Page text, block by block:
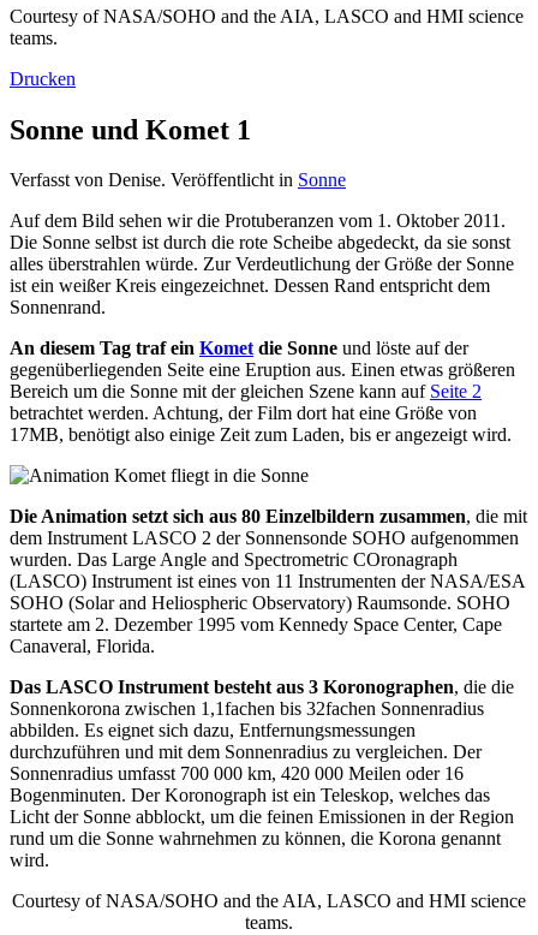
Courtesy of NASA/SOHO and the AIA, LASCO and HMI science
teams.
Drucken
Sonne und Komet 1
Verfasst von Denise. Veröffentlicht in Sonne
Auf dem Bild sehen wir die Protuberanzen vom 1. Oktober 2011.
Die Sonne selbst ist durch die rote Scheibe abgedeckt, da sie sonst
alles überstrahlen würde. Zur Verdeutlichung der Größe der Sonne
ist ein weißer Kreis eingezeichnet. Dessen Rand entspricht dem
Sonnenrand.
An diesem Tag traf ein Kometdie Sonne und löste auf der
gegenüberliegenden Seite eine Eruption aus. Einen etwas größeren
Bereich um die Sonne mit der gleichen Szene kann auf Seite 2
betrachtet werden. Achtung, der Film dort hat eine Größe von
17MB, benötigt also einige Zeit zum Laden, bis er angezeigt wird.
Die Animation setzt sich aus 80 Einzelbildern zusammen, die mit
dem Instrument LASCO 2 der Sonnensonde SOHO aufgenommen
wurden. Das Large Angle and Spectrometric COronagraph
(LASCO) Instrument ist eines von 11 Instrumenten der NASA/ESA
SOHO (Solar and Heliospheric Observatory) Raumsonde. SOHO
startete am 2. Dezember 1995 vom Kennedy Space Center, Cape
Canaveral, Florida.
Das LASCO Instrument besteht aus 3 Koronographen, die die
Sonnenkorona zwischen 1,1fachen bis 32fachen Sonnenradius
abbilden. Es eignet sich dazu, Entfernungsmessungen
durchzuführen und mit dem Sonnenradius zu vergleichen. Der
Sonnenradius umfasst 700 000 km, 420 000 Meilen oder 16
Bogenminuten. Der Koronograph ist ein Teleskop, welches das
Licht der Sonne abblockt, um die feinen Emissionen in der Region
rund um die Sonne wahrnehmen zu können, die Korona genannt
wird.
Courtesy of NASA/SOHO and the AIA, LASCO and HMI science
teams.